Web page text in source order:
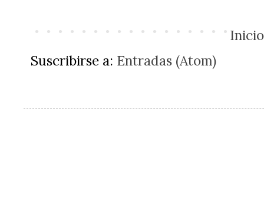
Inicio
Suscribirse a: Entradas (Atom)